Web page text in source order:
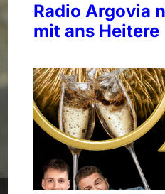
Radio Argovia
mit ans Heitere